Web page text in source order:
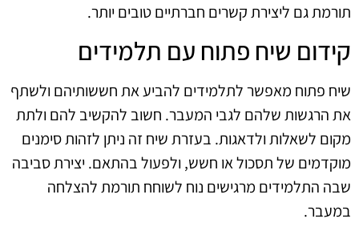
תורמת גם ליצירת קשרים חברתיים טובים יותר.
קידום שיח פתוח עם תלמידים
שיח פתוח מאפשר לתלמידים להביע את חששותיהם ולשתף
את הרגשות שלהם לגבי המעבר. חשוב להקשיב להם ולתת
מקום לשאלות ולדאגות. בעזרת שיח זה ניתן לזהות סימנים
מוקדמים של תסכול או חשש, ולפעול בהתאם. יצירת סביבה
שבה התלמידים מרגישים נוח לשוחח תורמת להצלחה
במעבר.